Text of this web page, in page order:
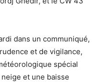
dans un communiqué,
et de vigilance,
spécial
et une baisse